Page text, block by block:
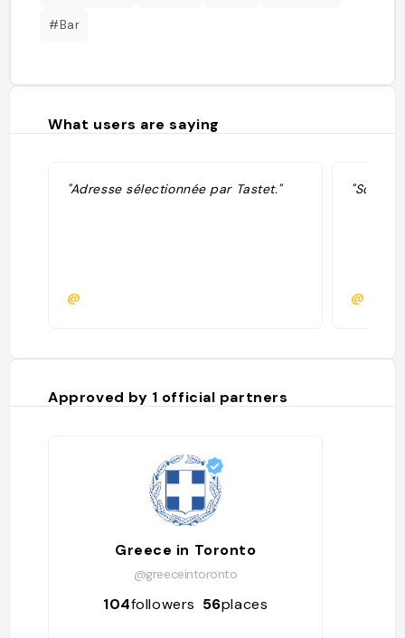
#Bar
What users are saying
"Adresse sélectionnée par Tastet."
@
Approved by 1 official partners
Greece in Toronto
@greeceintoronto
104followers 56places